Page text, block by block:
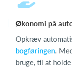
Økonomi på
Opkræv
bogføringen.
bruge, til at